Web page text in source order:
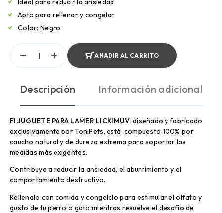
Ideal para reducir la ansiedad
Apto para rellenar y congelar
Color: Negro
AÑADIR AL CARRITO
Descripción Información adicional
El JUGUETE PARA LAMER LICKIMUV, diseñado y fabricado
exclusivamente por ToniPets, está compuesto 100% por
caucho natural y de dureza extrema para soportar las
medidas más exigentes.
Contribuye a reducir la ansiedad, el aburrimiento y el
comportamiento destructivo.
Rellenalo con comida y congelalo para estimular el olfato y
gusto de tu perro o gato mientras resuelve el desafío de